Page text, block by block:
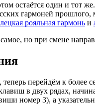
остаётся один и тот
гармоней
рояльная гармонь и
но при смене
теперь перейдём к
в двух рядах,
номер 3), а